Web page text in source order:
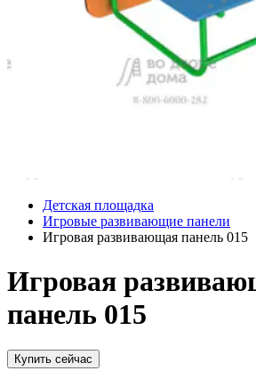
Детская площадка
Игровые развивающие панели
Игровая развивающая панель 015
Игровая
панель 015
Купить сейчас